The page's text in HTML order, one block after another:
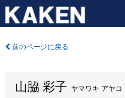
前のページに戻る
山脇 彩子 ヤマワキ アヤコ